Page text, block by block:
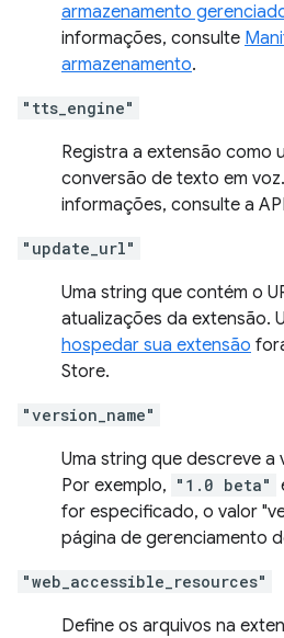
armazenamento
informações, consulte
armazenamento.
"tts_engine"
Registra a extensão como
conversão de texto em
informações, consulte a API
"update_url"
Uma string que contém o
atualizações da extensão.
hospedar sua extensão
Store.
"version_name"
Uma string que descreve a
Por exemplo, "1.0 beta"
for especificado, o valor
página de gerenciamento
"web_accessible_resources"
Define os arquivos na